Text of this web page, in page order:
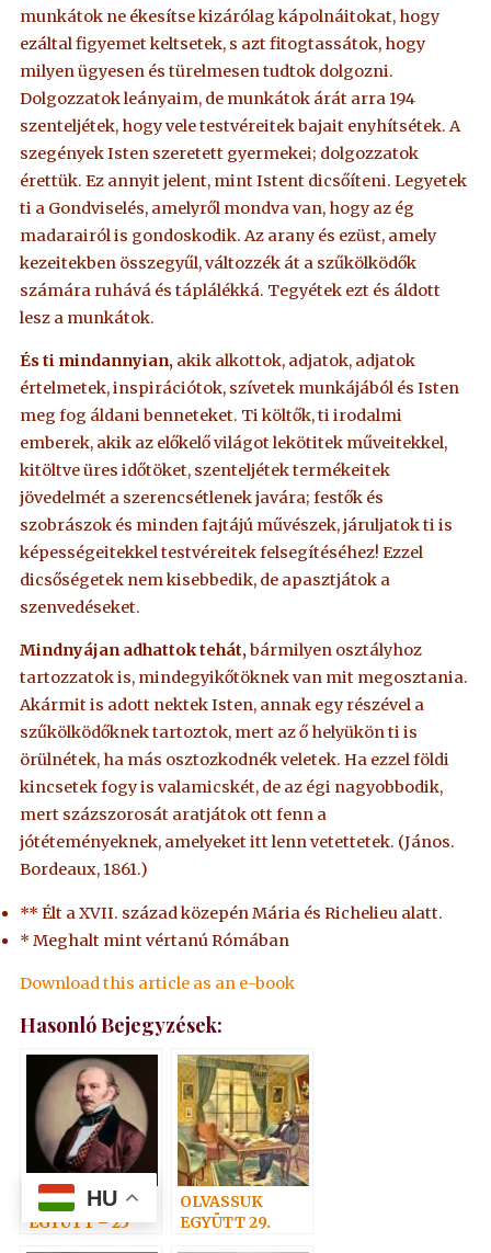
munkátok ne ékesítse kizárólag kápolnáitokat, hogy
ezáltal figyemet keltsetek, s azt fitogtassátok, hogy
milyen ügyesen és türelmesen tudtok dolgozni.
Dolgozzatok leányaim, de munkátok árát arra 194
szenteljétek, hogy vele testvéreitek bajait enyhítsétek. A
szegények Isten szeretett gyermekei; dolgozzatok
érettük. Ez annyit jelent, mint Istent dicsőíteni. Legyetek
ti a Gondviselés, amelyről mondva van, hogy az ég
madarairól is gondoskodik. Az arany és ezüst, amely
kezeitekben összegyűl, változzék át a szűkölködők
számára ruhává és táplálékká. Tegyétek ezt és áldott
lesz a munkátok.
És ti mindannyian, akik alkottok, adjatok, adjatok
értelmetek, inspirációtok, szívetek munkájából és Isten
meg fog áldani benneteket. Ti költők, ti irodalmi
emberek, akik az előkelő világot lekötitek műveitekkel,
kitöltve üres időtöket, szenteljétek termékeitek
jövedelmét a szerencsétlenek javára; festők és
szobrászok és minden fajtájú művészek, járuljatok ti is
képességeitekkel testvéreitek felsegítéséhez! Ezzel
dicsőségetek nem kisebbedik, de apasztjátok a
szenvedéseket.
Mindnyájan adhattok tehát,bármilyen osztályhoz
tartozzatok is, mindegyikőtöknek van mit megosztania.
Akármit is adott nektek Isten, annak egy részével a
szűkölködőknek tartoztok, mert az ő helyükön ti is
örülnétek, ha más osztozkodnék veletek. Ha ezzel földi
kincsetek fogy is valamicskét, de az égi nagyobbodik,
mert százszorosát aratjátok ott fenn a
jótéteményeknek, amelyeket itt lenn vetettetek. (János.
Bordeaux, 1861.)
** Élt a XVII. század közepén Mária és Richelieu alatt.
* Meghalt mint vértanú Rómában
Download this article as an e-book
Hasonló Bejegyzések:
OLVASSUK
EGYÜTT – 25
OLVASSUK
EGYÜTT 29.
HU